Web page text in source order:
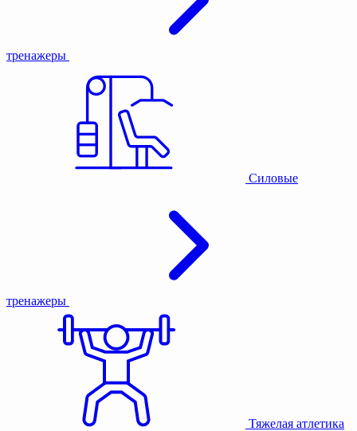
тренажеры
Силовые
тренажеры
Тяжелая атлетика